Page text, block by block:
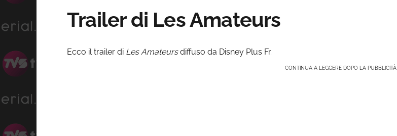
Trailer di Les Amateurs
Ecco il trailer di Les Amateursdiffuso da Disney Plus Fr.
CONTINUA A LEGGERE DOPO LA PUBBLICITÀ